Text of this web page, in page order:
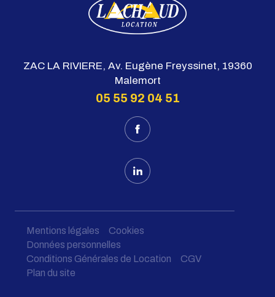
ZAC LA RIVIERE, Av. Eugène Freyssinet, 19360
Malemort
05 55 92 04 51
Mentions légales
Cookies
Données personnelles
Conditions Générales de Location
CGV
Plan du site